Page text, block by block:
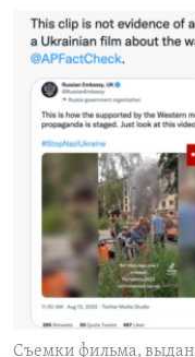
Съемки фильма,